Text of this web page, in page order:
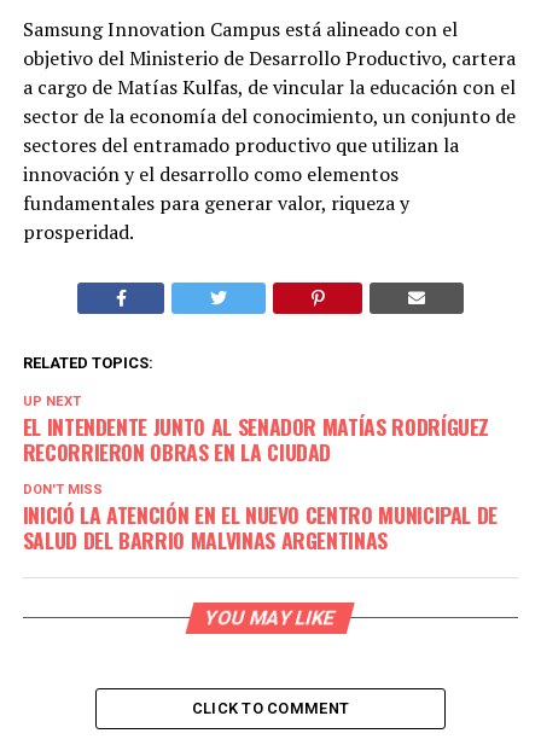
Samsung Innovation Campus está alineado con el
objetivo del Ministerio de Desarrollo Productivo, cartera
a cargo de Matías Kulfas, de vincular la educación con el
sector de la economía del conocimiento, un conjunto de
sectores del entramado productivo que utilizan la
innovación y el desarrollo como elementos
fundamentales para generar valor, riqueza y
prosperidad.
RELATED TOPICS:
UP NEXT
EL INTENDENTE JUNTO AL SENADOR MATÍAS RODRÍGUEZ
RECORRIERON OBRAS EN LA CIUDAD
DON'T MISS
INICIÓ LA ATENCIÓN EN EL NUEVO CENTRO MUNICIPAL DE
SALUD DEL BARRIO MALVINAS ARGENTINAS
YOU MAY LIKE
CLICK TO COMMENT